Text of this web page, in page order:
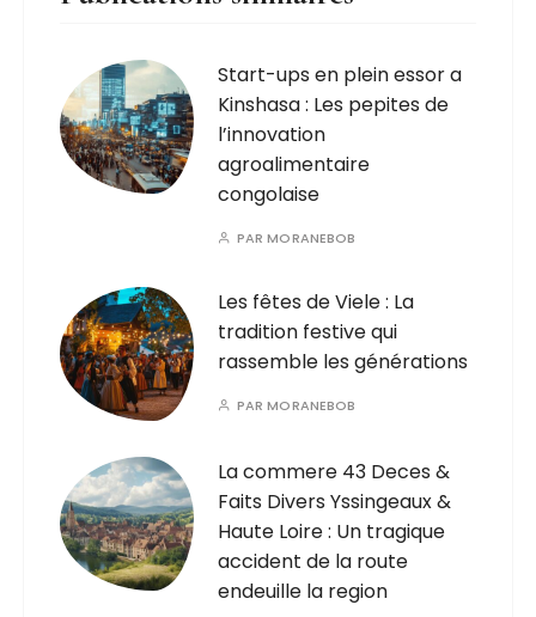
Start-ups en plein essor a
Kinshasa : Les pepites de
l’innovation
agroalimentaire
congolaise
PARMORANEBOB
Les fêtes de Viele : La
tradition festive qui
rassemble les générations
PARMORANEBOB
La commere 43 Deces &
Faits Divers Yssingeaux &
Haute Loire : Un tragique
accident de la route
endeuille la region